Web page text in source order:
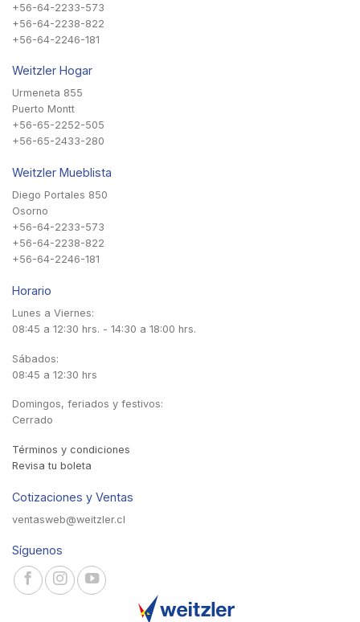
+56-64-2233-573
+56-64-2238-822
+56-64-2246-181
Weitzler Hogar
Urmeneta 855
Puerto Montt
+56-65-2252-505
+56-65-2433-280
Weitzler Mueblista
Diego Portales 850
Osorno
+56-64-2233-573
+56-64-2238-822
+56-64-2246-181
Horario
Lunes a Viernes:
08:45 a 12:30 hrs. - 14:30 a 18:00 hrs.
Sábados:
08:45 a 12:30 hrs
Domingos, feriados y festivos:
Cerrado
Términos y condiciones
Revisa tu boleta
Cotizaciones y Ventas
ventasweb@weitzler.cl
Síguenos